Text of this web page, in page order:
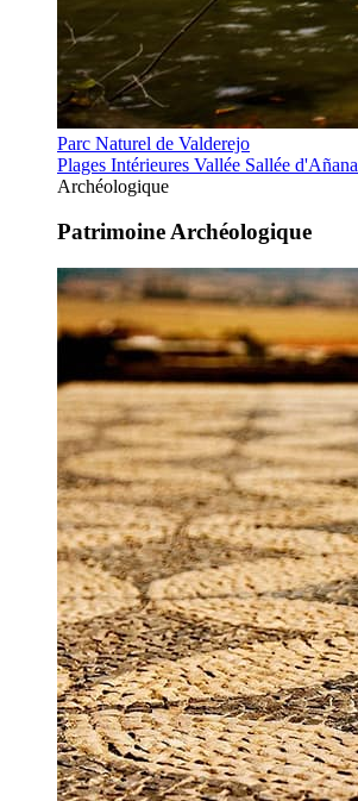
Parc Naturel de Valderejo
Plages Intérieures Vallée Sallée d'Añana
Archéologique
Patrimoine Archéologique